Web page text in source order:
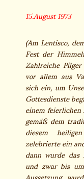
15.August 1973
(Am Lentisco,
Fest der
Zahlreiche
vor allem aus
sich ein, um
Gottesdienste
einem
gemäß dem
diesem
zelebrierte ein
dann wurde
und zwar bis